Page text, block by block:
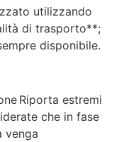
utilizzando
di trasporto**;
disponibile.
Riporta estremi
che in fase
venga